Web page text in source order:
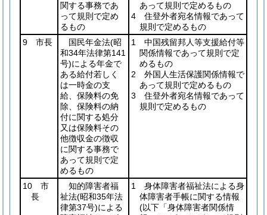
関する事務であ
って規則で定め
るもの
あって規則で定めるもの
4 住登外者宛名情報であって
規則で定めるもの
9 市長
国民年金法(昭
和34年法律第141
号)による年金で
ある給付若しく
は一時金の支
給、保険料の免
除、保険料の納
付に関する処分
又は保険料その
他徴収金の徴収
に関する事務で
あって規則で定
めるもの
1 中国残留邦人等支援給付等
関係情報であって規則で定
めるもの
2 外国人生活保護関係情報で
あって規則で定めるもの
3 住登外者宛名情報であって
規則で定めるもの
10 市
長
知的障害者福
祉法(昭和35年法
律第37号)による
1 身体障害者福祉法による身
体障害者手帳に関する情報
(以下「身体障害者関係情